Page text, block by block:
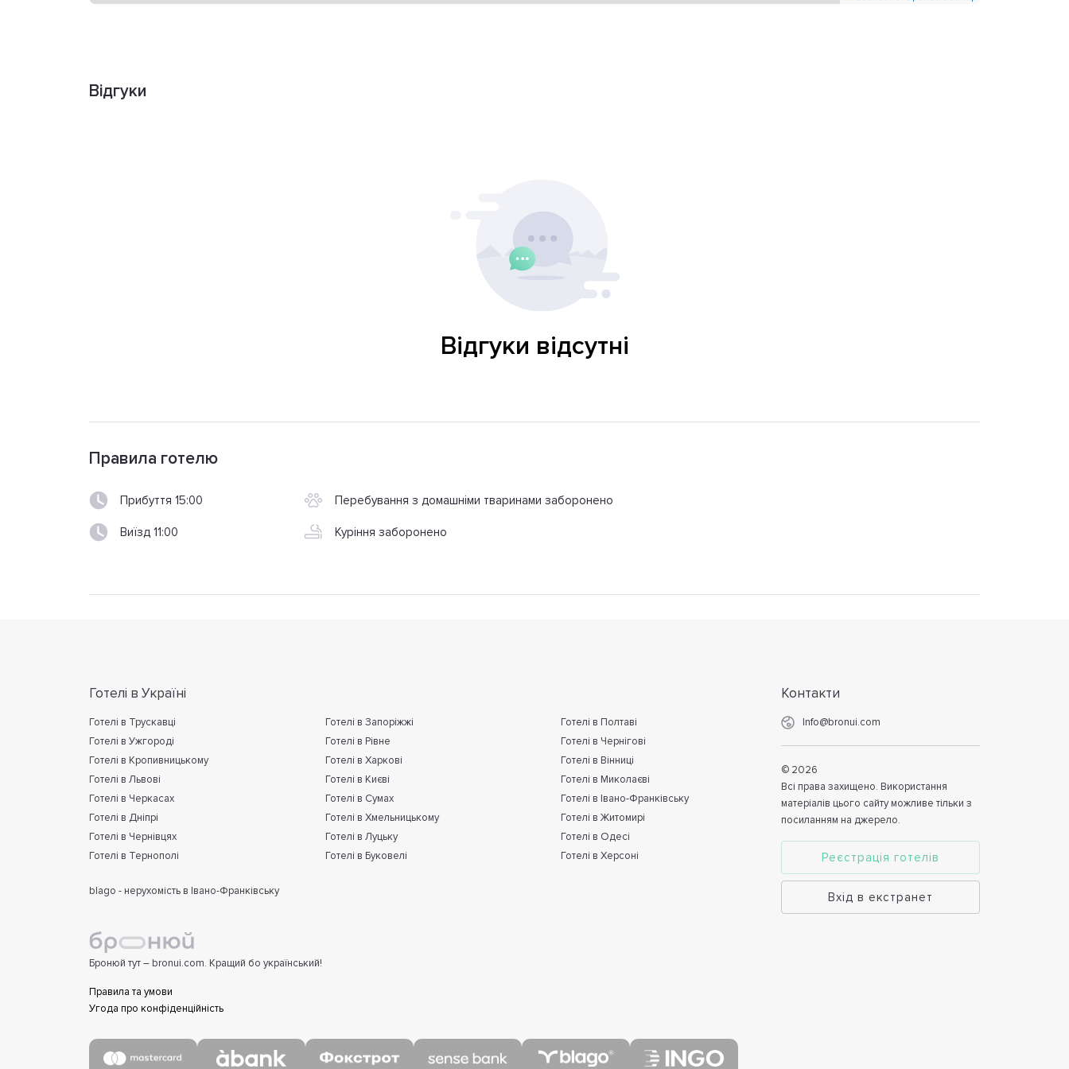
Відгуки
Відгуки відсутні
Правила готелю
Прибуття 15:00
Виїзд 11:00
Перебування з домашніми тваринами заборонено
Куріння заборонено
Готелі в Україні
Готелі в Трускавці Готелі в Запоріжжі
Готелі в Полтаві
Готелі в Ужгороді
Готелі в Рівне
Готелі в Чернігові
Готелі в Кропивницькому
Готелі в Харкові
Готелі в Вінниці
Готелі в Львові
Готелі в Києві
Готелі в Миколаєві
Готелі в Черкасах
Готелі в Сумах
Готелі в Івано-Франківську
Готелі в Дніпрі
Готелі в Хмельницькому
Готелі в Житомирі
Готелі в Чернівцях
Готелі в Луцьку
Готелі в Одесі
Готелі в Тернополі
Готелі в Буковелі Готелі в Херсоні
blago - нерухомість в Івано-Франківську
Бронюй тут – bronui.com. Кращий бо український!
Правила та умови
Угода про конфіденційність
Контакти
Info@bronui.com
© 2026
Всі права захищено. Використання
матеріалів цього сайту можливе тільки з
посиланням на джерело.
Реєстрація готелів
Вхід в екстранет